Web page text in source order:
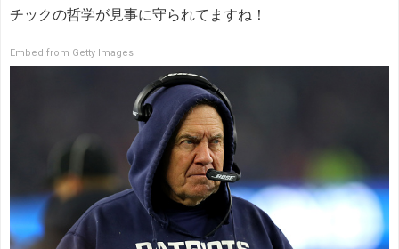
チックの哲学が見事に守られてますね！
Embed from Getty Images